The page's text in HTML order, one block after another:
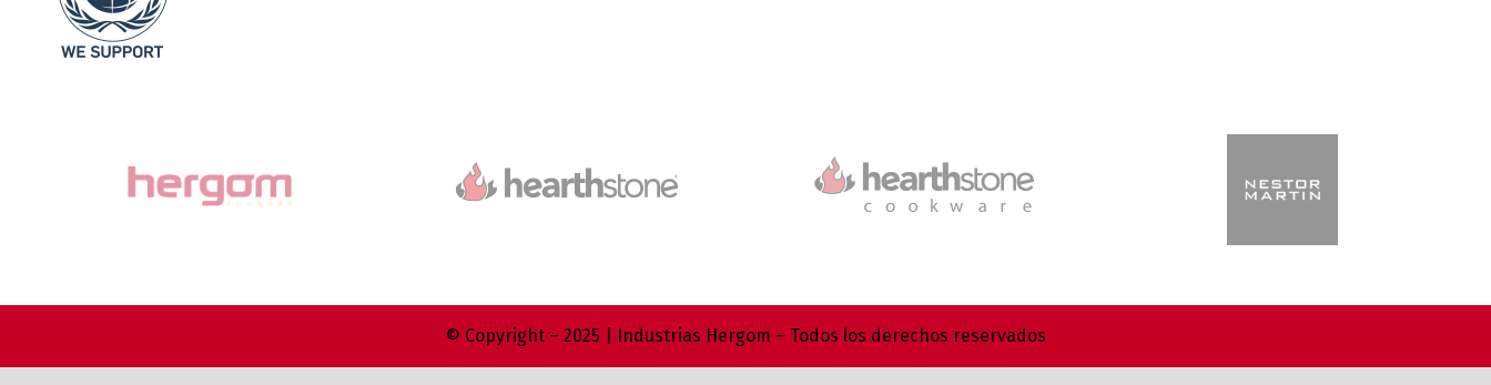
© Copyright – 2025 | Industrias Hergom – Todos los derechos reservados